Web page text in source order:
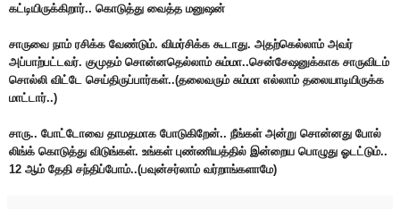
கட்டியிருக்கிறார்.. கொடுத்து வைத்த மனுஷன்
சாருவை நாம் ரசிக்க வேண்டும். விமர்சிக்க கூடாது. அதற்கெல்லாம் அவர்
அப்பாற்பட்டவர். குமுதம் சொன்னதெல்லாம் சும்மா..சென்சேஷனுக்காக சாருவிடம்
சொல்லி விட்டே செய்திருப்பார்கள்..(தலைவரும் சும்மா எல்லாம் தலையாடியிருக்க
மாட்டார்..)
சாரு.. போட்டோவை தாமதமாக போடுகிறேன்.. நீங்கள் அன்று சொன்னது போல்
லிங்க் கொடுத்து விடுங்கள். உங்கள் புண்ணியத்தில் இன்றைய பொழுது ஓடட்டும்..
12 ஆம் தேதி சந்திப்போம்..(பவுன்சர்லாம் வர்றாங்களாமே)